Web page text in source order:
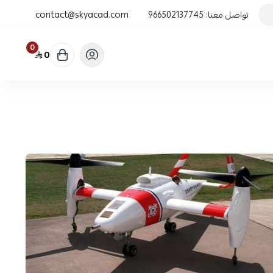
تواصل معنا: 966502137745
contact@skyacad.com
0 0